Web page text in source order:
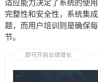
适应能力决定了系统的使
完整性和安全性，系统集
题，而用户培训则是确保
节。
即可开启业绩增长